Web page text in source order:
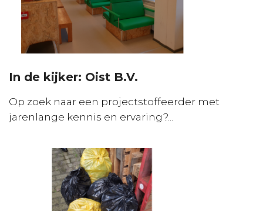
In de kijker: Oist B.V.
Op zoek naar een projectstoffeerder met
jarenlange kennis en ervaring?...